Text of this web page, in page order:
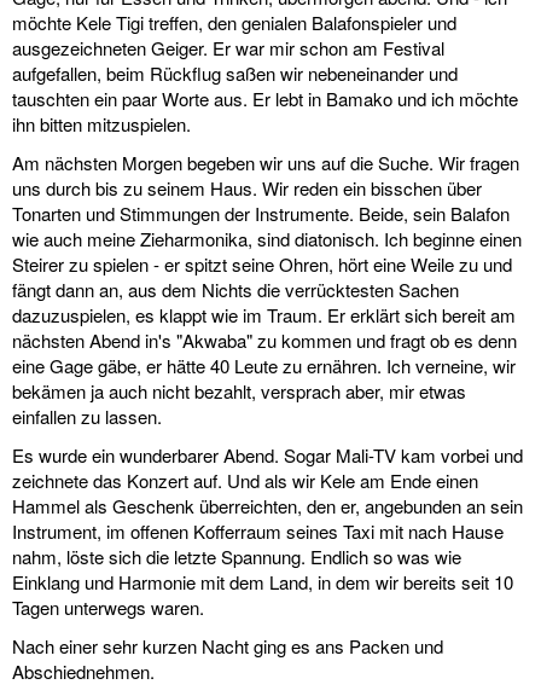
möchte Kele Tigi treffen, den genialen Balafonspieler und
ausgezeichneten Geiger. Er war mir schon am Festival
aufgefallen, beim Rückflug saßen wir nebeneinander und
tauschten ein paar Worte aus. Er lebt in Bamako und ich möchte
ihn bitten mitzuspielen.
Am nächsten Morgen begeben wir uns auf die Suche. Wir fragen
uns durch bis zu seinem Haus. Wir reden ein bisschen über
Tonarten und Stimmungen der Instrumente. Beide, sein Balafon
wie auch meine Zieharmonika, sind diatonisch. Ich beginne einen
Steirer zu spielen - er spitzt seine Ohren, hört eine Weile zu und
fängt dann an, aus dem Nichts die verrücktesten Sachen
dazuzuspielen, es klappt wie im Traum. Er erklärt sich bereit am
nächsten Abend in's "Akwaba" zu kommen und fragt ob es denn
eine Gage gäbe, er hätte 40 Leute zu ernähren. Ich verneine, wir
bekämen ja auch nicht bezahlt, versprach aber, mir etwas
einfallen zu lassen.
Es wurde ein wunderbarer Abend. Sogar Mali-TV kam vorbei und
zeichnete das Konzert auf. Und als wir Kele am Ende einen
Hammel als Geschenk überreichten, den er, angebunden an sein
Instrument, im offenen Kofferraum seines Taxi mit nach Hause
nahm, löste sich die letzte Spannung. Endlich so was wie
Einklang und Harmonie mit dem Land, in dem wir bereits seit 10
Tagen unterwegs waren.
Nach einer sehr kurzen Nacht ging es ans Packen und
Abschiednehmen.